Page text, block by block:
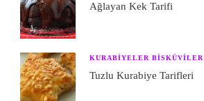
Ağlayan Kek Tarifi
KURABIYELER BISKÜVILER
Tuzlu Kurabiye Tarifleri